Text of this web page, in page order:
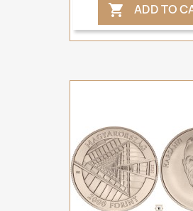
 ADD TO